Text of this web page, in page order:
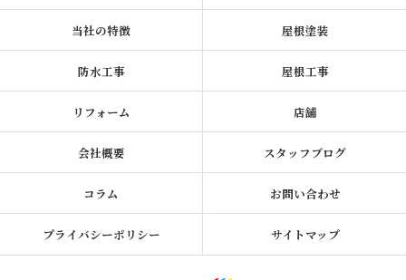
当社の特徴 屋根塗装
防水工事 屋根工事
リフォーム 店舗
会社概要 スタッフブログ
コラム お問い合わせ
プライバシーポリシー サイトマップ